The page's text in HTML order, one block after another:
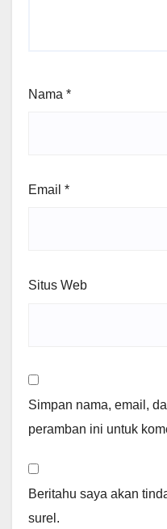
Nama *
Email *
Situs Web
Simpan nama, email,
peramban ini untuk
Beritahu saya akan
surel.